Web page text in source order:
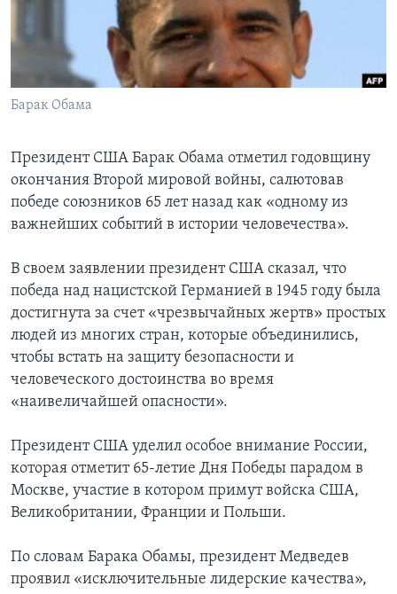
Learning English
СОЦИАЛЬНЫЕ СЕТИ
Языки
Барак Обама
Президент США Барак Обама отметил годовщину
окончания Второй мировой войны, салютовав
победе союзников 65 лет назад как «одному из
важнейших событий в истории человечества».
В своем заявлении президент США сказал, что
победа над нацистской Германией в 1945 году была
достигнута за счет «чрезвычайных жертв» простых
людей из многих стран, которые объединились,
чтобы встать на защиту безопасности и
человеческого достоинства во время
«наивеличайшей опасности».
Президент США уделил особое внимание России,
которая отметит 65-летие Дня Победы парадом в
Москве, участие в котором примут войска США,
Великобритании, Франции и Польши.
По словам Барака Обамы, президент Медведев
проявил «исключительные лидерские качества»,